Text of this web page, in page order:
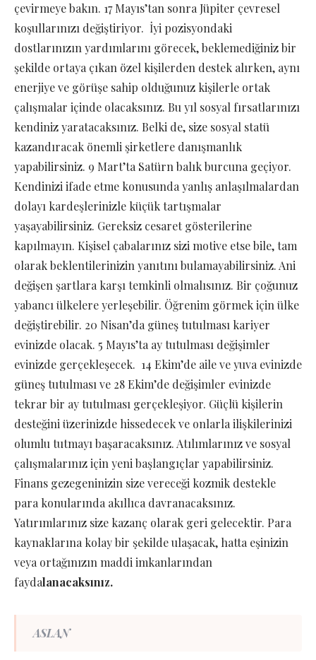
çevirmeye bakın. 17 Mayıs’tan sonra Jüpiter çevresel
koşullarınızı değiştiriyor. İyi pozisyondaki
dostlarınızın yardımlarını görecek, beklemediğiniz bir
şekilde ortaya çıkan özel kişilerden destek alırken, aynı
enerjiye ve görüşe sahip olduğunuz kişilerle ortak
çalışmalar içinde olacaksınız. Bu yıl sosyal fırsatlarınızı
kendiniz yaratacaksınız. Belki de, size sosyal statü
kazandıracak önemli şirketlere danışmanlık
yapabilirsiniz. 9 Mart’ta Satürn balık burcuna geçiyor.
Kendinizi ifade etme konusunda yanlış anlaşılmalardan
dolayı kardeşlerinizle küçük tartışmalar
yaşayabilirsiniz. Gereksiz cesaret gösterilerine
kapılmayın. Kişisel çabalarınız sizi motive etse bile, tam
olarak beklentilerinizin yanıtını bulamayabilirsiniz. Ani
değişen şartlara karşı temkinli olmalısınız. Bir çoğunuz
yabancı ülkelere yerleşebilir. Öğrenim görmek için ülke
değiştirebilir. 20 Nisan’da güneş tutulması kariyer
evinizde olacak. 5 Mayıs’ta ay tutulması değişimler
evinizde gerçekleşecek. 14 Ekim’de aile ve yuva evinizde
güneş tutulması ve 28 Ekim’de değişimler evinizde
tekrar bir ay tutulması gerçekleşiyor. Güçlü kişilerin
desteğini üzerinizde hissedecek ve onlarla ilişkilerinizi
olumlu tutmayı başaracaksınız. Atılımlarınız ve sosyal
çalışmalarınız için yeni başlangıçlar yapabilirsiniz.
Finans gezegeninizin size vereceği kozmik destekle
para konularında akıllıca davranacaksınız.
Yatırımlarınız size kazanç olarak geri gelecektir. Para
kaynaklarına kolay bir şekilde ulaşacak, hatta eşinizin
veya ortağınızın maddi imkanlarından
faydalanacaksınız.
ASLAN